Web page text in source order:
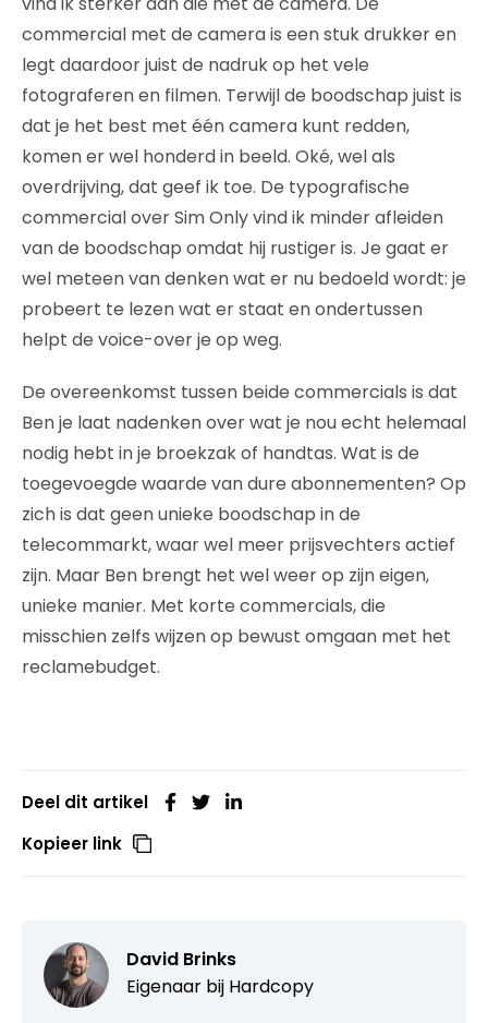
commercial met de camera is een stuk drukker en
legt daardoor juist de nadruk op het vele
fotograferen en filmen. Terwijl de boodschap juist is
dat je het best met één camera kunt redden,
komen er wel honderd in beeld. Oké, wel als
overdrijving, dat geef ik toe. De typografische
commercial over Sim Only vind ik minder afleiden
van de boodschap omdat hij rustiger is. Je gaat er
wel meteen van denken wat er nu bedoeld wordt: je
probeert te lezen wat er staat en ondertussen
helpt de voice-over je op weg.
De overeenkomst tussen beide commercials is dat
Ben je laat nadenken over wat je nou echt helemaal
nodig hebt in je broekzak of handtas. Wat is de
toegevoegde waarde van dure abonnementen? Op
zich is dat geen unieke boodschap in de
telecommarkt, waar wel meer prijsvechters actief
zijn. Maar Ben brengt het wel weer op zijn eigen,
unieke manier. Met korte commercials, die
misschien zelfs wijzen op bewust omgaan met het
reclamebudget.
Deel dit artikel
Kopieer link
David Brinks
Eigenaar bij Hardcopy